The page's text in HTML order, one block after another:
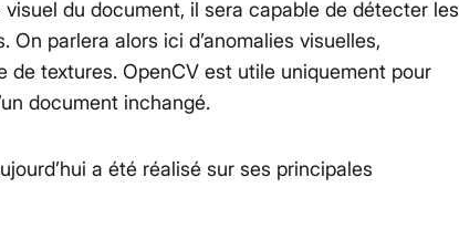
du document, il sera capable de détecter les
parlera alors ici d’anomalies visuelles,
de textures. OpenCV est utile uniquement pour
document inchangé.
a été réalisé sur ses principales